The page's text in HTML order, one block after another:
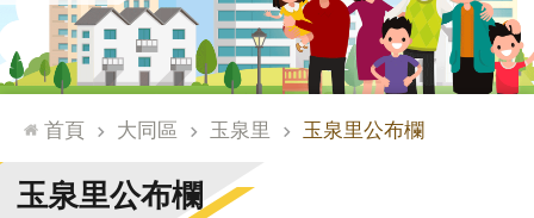
台
通
臺
北
首頁 大同區 玉泉里 玉泉里公布欄
玉泉里公布欄